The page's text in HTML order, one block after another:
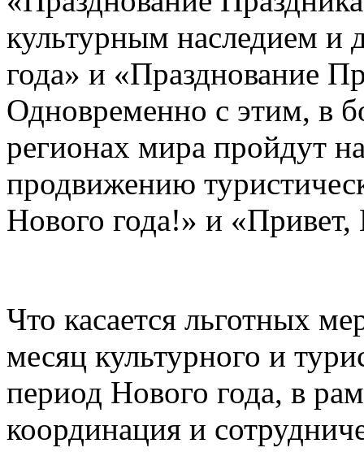
культурным наследием и
года» и «Празднование
Одновременно с этим, в
регионах мира пройдут
продвижению
Нового года!» и
Что касается льготных
месяц культурного и
период Нового года, в
координация и